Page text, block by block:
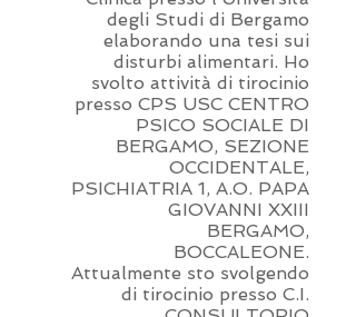
degli Studi di Bergamo
elaborando una tesi sui
disturbi alimentari. Ho
svolto attività di tirocinio
presso CPS USC CENTRO
PSICO SOCIALE DI
BERGAMO, SEZIONE
OCCIDENTALE,
PSICHIATRIA 1, A.O. PAPA
GIOVANNI XXIII
BERGAMO,
BOCCALEONE.
Attualmente sto svolgendo
di tirocinio presso C.I.